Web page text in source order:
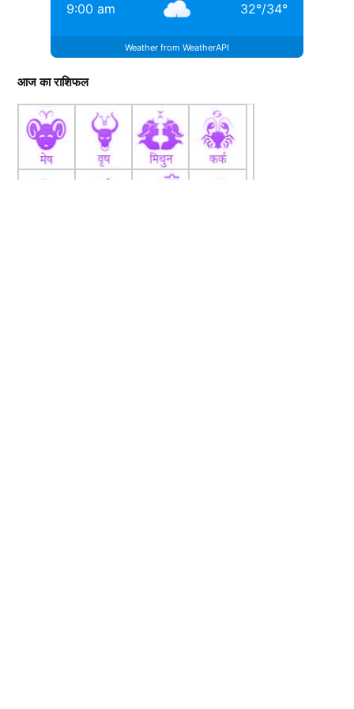
9:00 am 32°/34°
Weather from WeatherAPI
आज का राशिफल